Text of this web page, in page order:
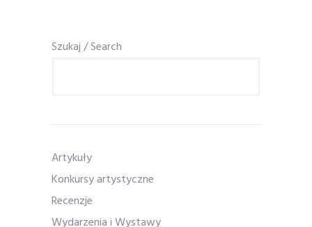
Szukaj / Search
Artykuły
Konkursy artystyczne
Recenzje
Wydarzenia i Wystawy